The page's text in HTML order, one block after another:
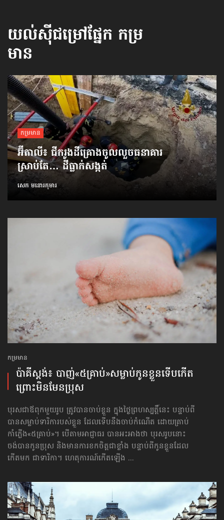
យល់ស៊ីជម្រៅផ្នែក កម្រ
មាន
កម្រមាន
អ៊ីតាលី៖ ជីករូងដី​គ្រោងចូលលួច​ធនាគារ
ស្រាប់តែ… ដីធ្លាក់សង្កត់
សេក មនោរកុមារ
កម្រមាន
ប៉ាគីស្ដង់៖ បាញ់«៥គ្រាប់»​សម្លាប់កូនខ្លួន​ទើបកើត
ព្រោះមិនមែនប្រុស
បុរសជាឪពុកមួយរូប ត្រូវបានចាប់ខ្លួន ក្នុងថ្ងៃព្រហស្បត្តិ៍នេះ បន្ទាប់ពី
បានសម្លាប់ទារិការបស់ខ្លួន ដែលទើបនឹងចាប់កំណើត ដោយគ្រាប់
កាំភ្លើង«៥គ្រាប់»។ បើតាមអាជ្ញាធរ បានអះអាងថា បុរសរូបនោះ
ចង់បានកូនប្រុស និងមានការខកចិត្តជាខ្លាំង បន្ទាប់ពីកូនខ្លួនដែល
កើតមក ជាទារិកា។ ហេតុការណ៍កើតឡើង ...